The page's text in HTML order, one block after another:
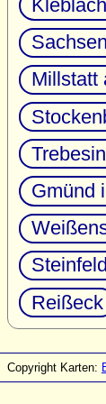
Millstatt
Gmünd
Reißeck
Copyright Karten: